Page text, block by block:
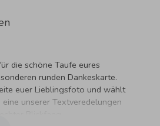
die schöne Taufe eures
runden Dankeskarte.
euer Lieblingsfoto und wählt
unserer Textveredelungen